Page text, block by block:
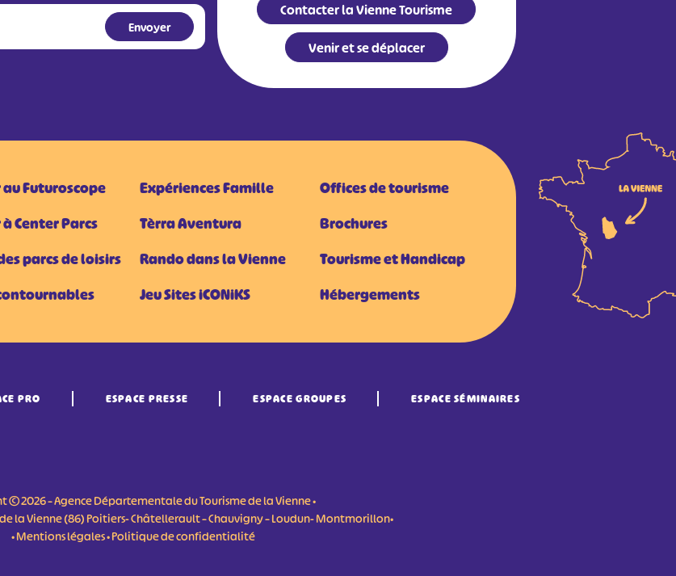
Contacter la Vienne Tourisme
Venir et se déplacer
au Futuroscope
Center Parcs
parcs de loisirs
Expériences Famille
Tèrra Aventura
Rando dans la Vienne
Jeu Sites iCONiKS
Offices de tourisme
Brochures
Tourisme et Handicap
Hébergements
PRO ESPACE PRESSE ESPACE GROUPES ESPACE SÉMINAIRES
© 2026 – Agence Départementale du Tourisme de la Vienne •
la Vienne (86) Poitiers- Châtellerault – Chauvigny – Loudun- Montmorillon•
•Mentions légales•Politique de confidentialité